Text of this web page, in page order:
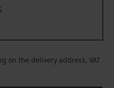
on the delivery address, VAT